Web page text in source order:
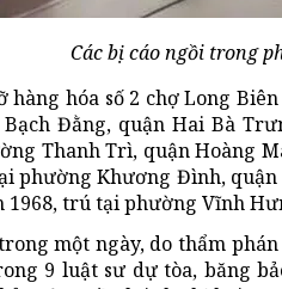
Các bị cáo ngồi trong
hàng hóa số 2 chợ Long
Đằng, quận Hai Bà
Thanh Trì, quận Hoàng
phường Khương Đình,
1968, trú tại phường Vĩnh
một ngày, do thẩm
9 luật sư dự tòa, băng